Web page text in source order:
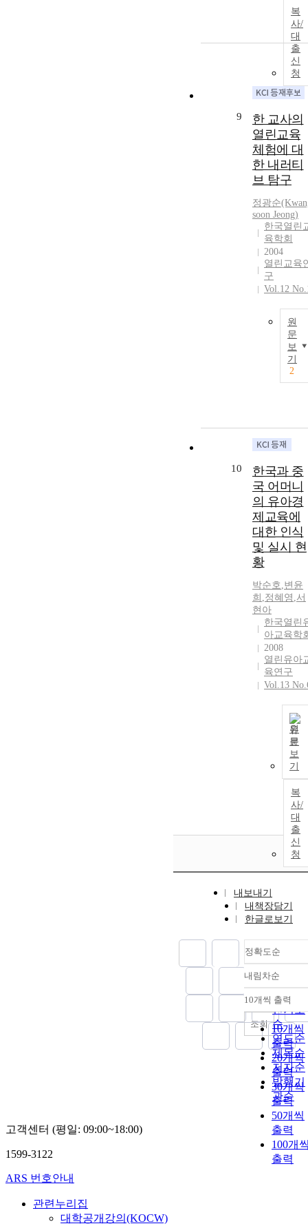
복
사/
대
출
신
청
9
한 교사의
열린교육
체험에 대
한 내러티
브 탐구
정광순
soon Jeong)
한국열린
육학회
2004
열린교육
구
Vol.12
원
문
보
기
2
10
한국과 중
국 어머니
의 유아경
제교육에
대한 인식
및 실시 현
황
박순호,변윤
희 ,정혜영 ,서
현아
한국열린
아교육학
2008
열린유아
육연구
Vol.13
원
문
보
기
복
사/
대
출
신
청
내보내기
내책장담기
한글로보기
정확도순
정확도
순
인기도
순
연도순
제목순
저자순
발행기
관순
내림차순
내림차
10개씩 출력
10개씩
출력
20개씩
출력
30개씩
출력
50개씩
출력
100개
출력
조회
고객센터 (평일: 09:00~18:00)
1599-3122
ARS 번호안내
관련누리집
대학공개강의(KOCW)